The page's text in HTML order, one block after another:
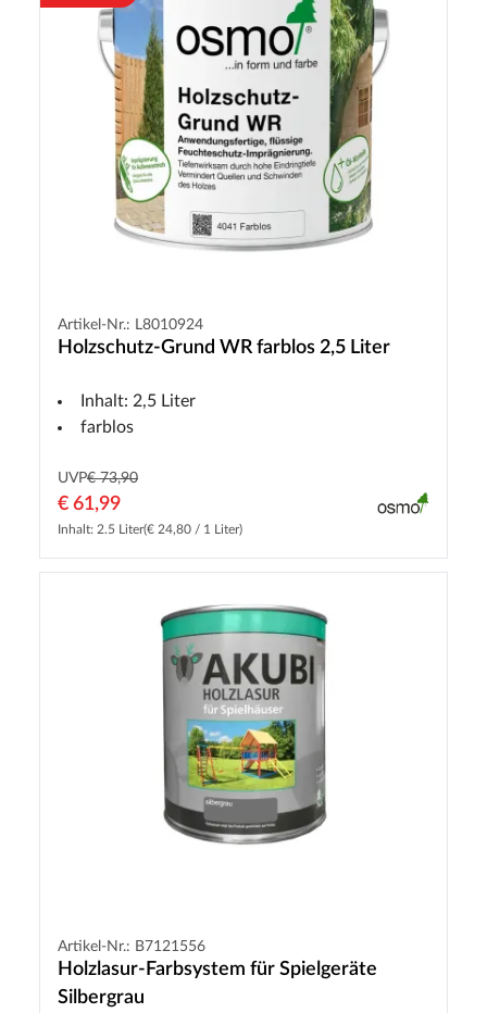
Artikel-Nr.: L8010924
Holzschutz-Grund WR farblos 2,5 Liter
Inhalt: 2,5 Liter
farblos
UVP€ 73,90
€ 61,99
Inhalt: 2.5 Liter(€ 24,80 / 1 Liter)
Artikel-Nr.: B7121556
Holzlasur-Farbsystem für Spielgeräte
Silbergrau